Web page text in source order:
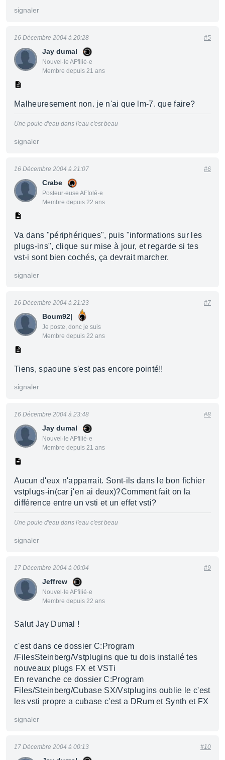
signaler
Jay dumal
Nouvel·le AFfilié·e
Membre depuis 21 ans
16 Décembre 2004 à 20:28 #5
Malheuresement non. je n'ai que lm-7. que faire?
Une poule d'eau dans l'eau c'est beau
signaler
Crabe
Posteur·euse AFfolé·e
Membre depuis 22 ans
16 Décembre 2004 à 21:07 #6
Va dans "périphériques", puis "informations sur les
plugs-ins", clique sur mise à jour, et regarde si tes
vst-i sont bien cochés, ça devrait marcher.
signaler
Boum92|
Je poste, donc je suis
Membre depuis 22 ans
16 Décembre 2004 à 21:23 #7
Tiens, spaoune s'est pas encore pointé!!
signaler
Jay dumal
Nouvel·le AFfilié·e
Membre depuis 21 ans
16 Décembre 2004 à 23:48 #8
Aucun d'eux n'apparrait. Sont-ils dans le bon fichier
vstplugs-in(car j'en ai deux)?Comment fait on la
différence entre un vsti et un effet vsti?
Une poule d'eau dans l'eau c'est beau
signaler
Jeffrew
Nouvel·le AFfilié·e
Membre depuis 22 ans
17 Décembre 2004 à 00:04 #9
Salut Jay Dumal !
c'est dans ce dossier C:Program
/FilesSteinberg/Vstplugins que tu dois installé tes
nouveaux plugs FX et VSTi
En revanche ce dossier C:Program
Files/Steinberg/Cubase SX/Vstplugins oublie le c'est
les vsti propre a cubase c'est a DRum et Synth et FX
signaler
17 Décembre 2004 à 00:13 #10